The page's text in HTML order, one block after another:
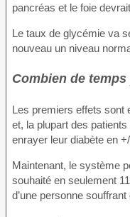
pancréas et le foie
Le taux de glycémie va
nouveau un niveau
Combien de
Les premiers effets sont
et, la plupart des
enrayer leur diabète en
Maintenant, le système
souhaité en seulement
d’une personne